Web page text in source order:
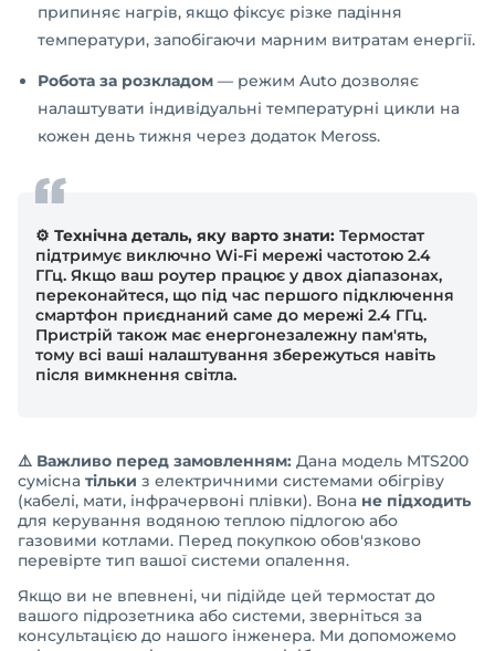
припиняє нагрів, якщо фіксує різке падіння
температури, запобігаючи марним витратам енергії.
Робота за розкладом — режим Auto дозволяє
налаштувати індивідуальні температурні цикли на
кожен день тижня через додаток Meross.
⚙️ Технічна деталь, яку варто знати: Термостат
підтримує виключно Wi-Fi мережі частотою 2.4
ГГц. Якщо ваш роутер працює у двох діапазонах,
переконайтеся, що під час першого підключення
смартфон приєднаний саме до мережі 2.4 ГГц.
Пристрій також має енергонезалежну пам'ять,
тому всі ваші налаштування збережуться навіть
після вимкнення світла.
⚠️ Важливо перед замовленням: Дана модель MTS200
сумісна тільки з електричними системами обігріву
(кабелі, мати, інфрачервоні плівки). Вона не підходить
для керування водяною теплою підлогою або
газовими котлами. Перед покупкою обов'язково
перевірте тип вашої системи опалення.
Якщо ви не впевнені, чи підійде цей термостат до
вашого підрозетника або системи, зверніться за
консультацією до нашого інженера. Ми допоможемо